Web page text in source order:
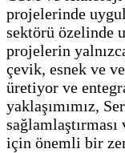
projelerinde
sektörü özelinde
projelerin
çevik, esnek ve
üretiyor ve
yaklaşımımız,
için önemli bir